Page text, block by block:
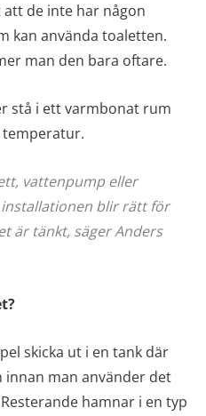
de inte har någon
kan använda toaletten.
man den bara oftare.
stå i ett varmbonat rum
vattenpump eller
blir rätt för
är tänkt, säger Anders
skicka ut i en tank där
man använder det
hamnar i en typ